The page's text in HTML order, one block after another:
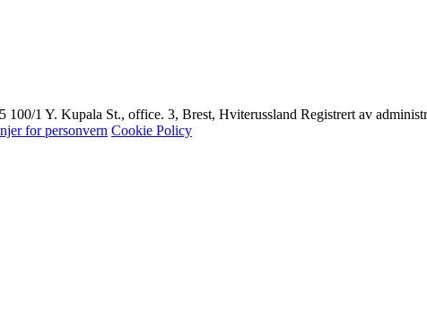
1 Y. Kupala St., office. 3, Brest, Hviterussland Registrert av
for personvern Cookie Policy